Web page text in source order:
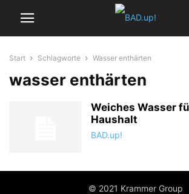
Start Schlagworte Wasser enthärten
wasser enthärten
Weiches Wasser
Haushalt
BAD.up!
© 2021 Krammer Group